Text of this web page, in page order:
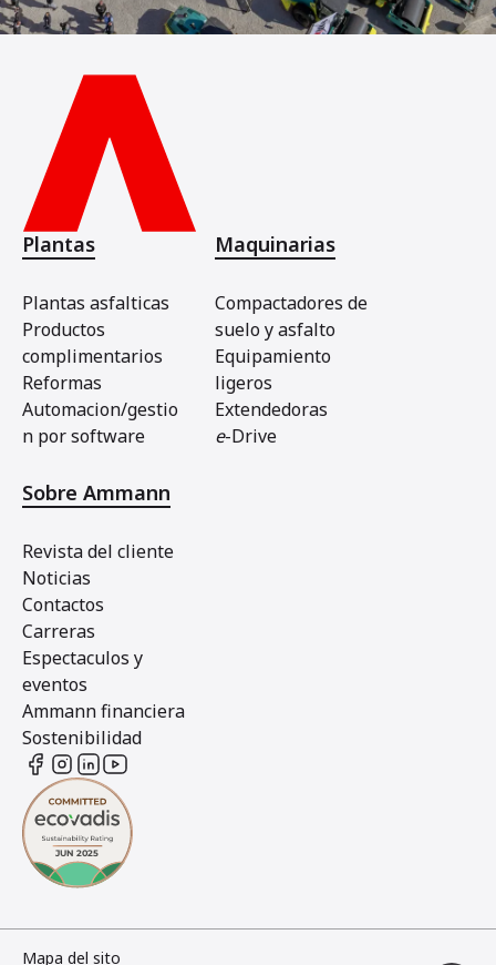
Plantas
Plantas asfalticas
Productos
complimentarios
Reformas
Automacion/gestio
n por software
Maquinarias
Compactadores de
suelo y asfalto
Equipamiento
ligeros
Extendedoras
e-Drive
Sobre Ammann
Revista del cliente
Noticias
Contactos
Carreras
Espectaculos y
eventos
Ammann financiera
Sostenibilidad
Mapa del sito